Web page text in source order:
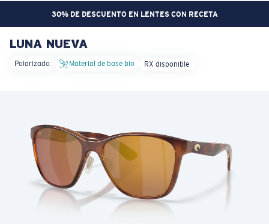
30% DE DESCUENTO EN LENTES CON RECETA
OBJETIVO ACTUALIZADO
Precio: Sin cargo
Cantidad:
LUNA NUEVA
Polarizado Material de base bio RX disponible